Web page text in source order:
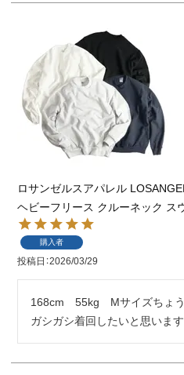
ロサンゼルスアパレル
ヘビーフリース クルーネック ス
購入者
投稿日 2026/03/29
168cm　55kg　Mサイズちょ
ガシガシ着回したいと思います